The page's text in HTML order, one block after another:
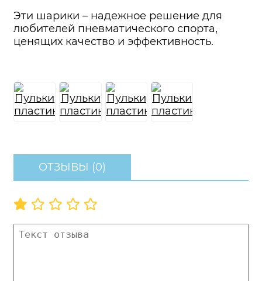
Эти шарики – надежное решение для
любителей пневматического спорта,
ценящих качество и эффективность.
ОТЗЫВЫ (0)